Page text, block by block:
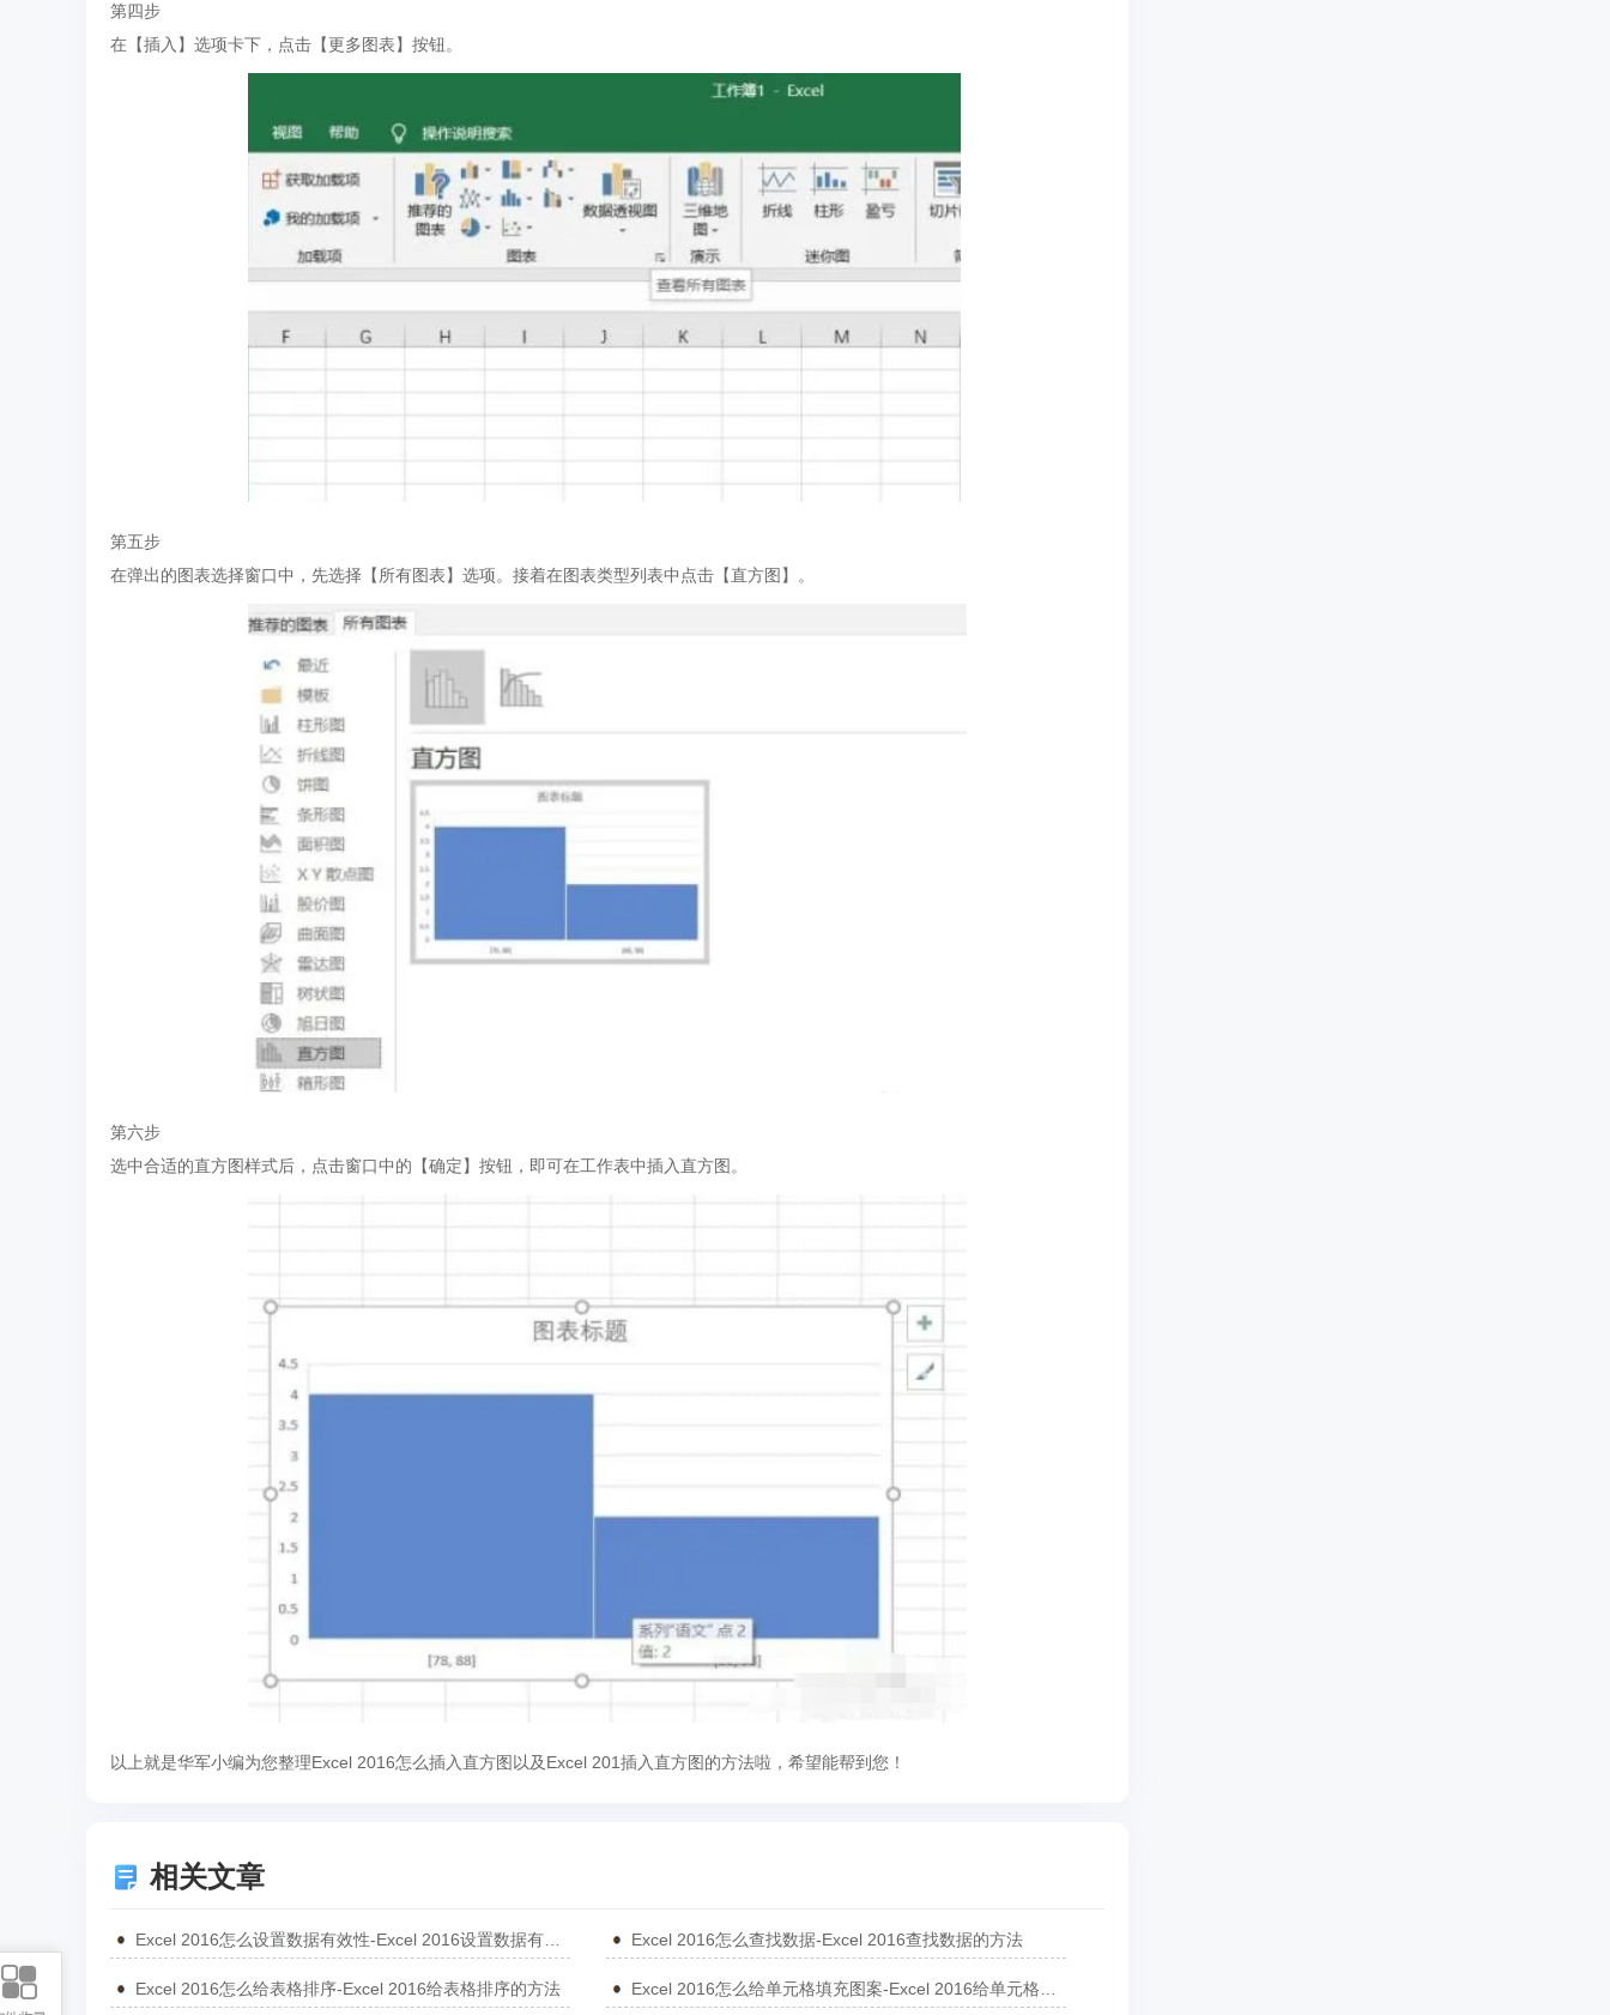
第四步
在【插入】选项卡下，点击【更多图表】按钮。
第五步
在弹出的图表选择窗口中，先选择【所有图表】选项。接着在图表类型列表中点击【直方图】。
第六步
选中合适的直方图样式后，点击窗口中的【确定】按钮，即可在工作表中插入直方图。
以上就是华军小编为您整理Excel 2016怎么插入直方图以及Excel 201插入直方图的方法啦，希望能帮到您！
相关文章
Excel 2016怎么查找数据-Excel 2016查找数据的方法
Excel 2016怎么给表格排序-Excel 2016给表格排序的方法